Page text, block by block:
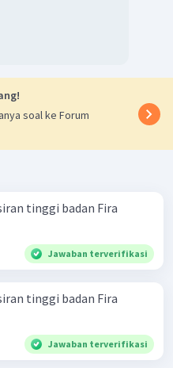
soal ke Forum
tinggi badan Fira
Jawaban terverifikasi
tinggi badan Fira
Jawaban terverifikasi